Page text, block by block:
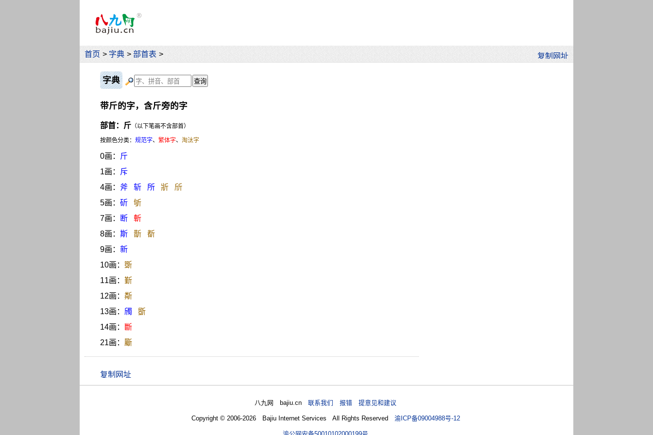
首页 > 字典 > 部首表 >
字典
带斤的字，含斤旁的字
部首：斤 （以下笔画不含部首）
按颜色分类： 规范字、 繁体字、 淘汰字
0画：
斤
1画：
斥
4画： 斧 斩 所 斨
斦
5画： 斫
斪
7画：
断
斬
8画： 斯 斮
斱
9画： 新
10画： 斲
11画： 斳
12画： 斴
13画： 斶
斵
14画：
斷
21画： 斸
八九网 bajiu.cn联系我们 报错 提意见和建议
Copyright © 2006-2026 Bajiu Internet Services All Rights Reserved 渝ICP备09004988号-12
渝公网安备50010102000199号